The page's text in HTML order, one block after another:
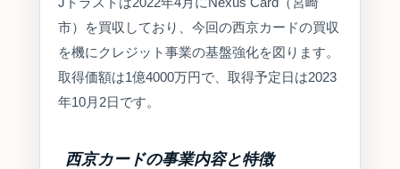
市）を買収しており、今回の西京カードの買収
を機にクレジット事業の基盤強化を図ります。
取得価額は1億4000万円で、取得予定日は2023
年10月2日です。
西京カードの事業内容と特徴